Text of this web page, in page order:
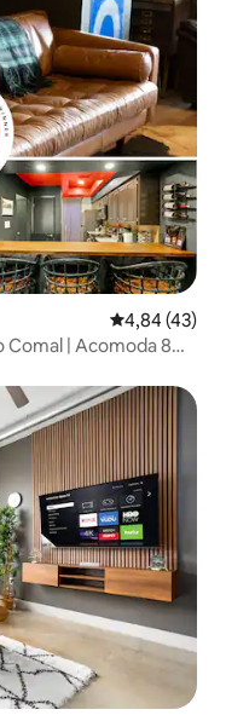
4,84 de uma
4,84 (43)
Comal | Acomoda 8